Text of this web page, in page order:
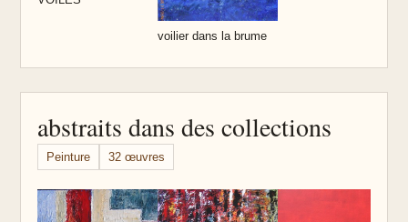
voilier dans la brume
abstraits dans des collections
Peinture 32 œuvres